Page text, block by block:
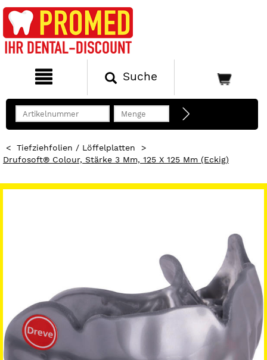
Suche
< Tiefziehfolien / Löffelplatten
>
Drufosoft® Colour, Stärke 3 Mm, 125 X 125 Mm (eckig)